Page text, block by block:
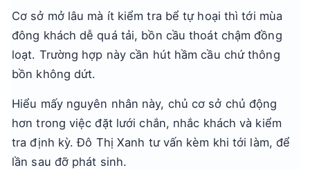
Cơ sở mở lâu mà ít kiểm tra bể tự hoại thì tới mùa
đông khách dễ quá tải, bồn cầu thoát chậm đồng
loạt. Trường hợp này cần hút hầm cầu chứ thông
bồn không dứt.
Hiểu mấy nguyên nhân này, chủ cơ sở chủ động
hơn trong việc đặt lưới chắn, nhắc khách và kiểm
tra định kỳ. Đô Thị Xanh tư vấn kèm khi tới làm, để
lần sau đỡ phát sinh.